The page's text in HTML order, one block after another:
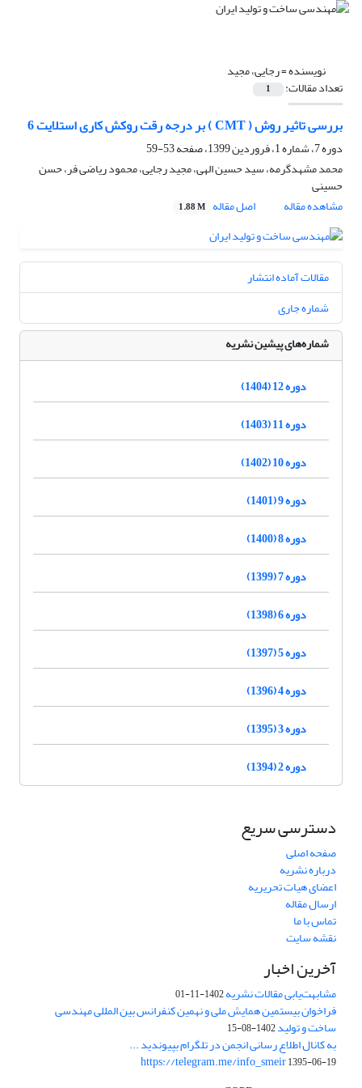
نویسنده =رجایی، مجید
تعداد مقالات: 1
بررسی تاثیر روش ( CMT ) بر درجه رقت روکش کاری استلایت 6
دوره 7، شماره 1، فروردین 1399، صفحه
53-59
محمد مشهدگرمه، سید حسین الهی، مجید رجایی، محمود ریاضی فر، حسن
حسینی
مشاهده مقاله
اصل مقاله 1.88 M
مقالات آماده انتشار
شماره جاری
شماره‌های پیشین نشریه
دوره 12 (1404)
دوره 11 (1403)
دوره 10 (1402)
دوره 9 (1401)
دوره 8 (1400)
دوره 7 (1399)
دوره 6 (1398)
دوره 5 (1397)
دوره 4 (1396)
دوره 3 (1395)
دوره 2 (1394)
دسترسی سریع
صفحه اصلی
درباره نشریه
اعضای هیات تحریریه
ارسال مقاله
تماس با ما
نقشه سایت
آخرین اخبار
مشابهت‌یابی مقالات نشریه1402-11-01
فراخوان بیستمین همایش ملی و نهمین کنفرانس بین المللی مهندسی
ساخت و تولید1402-08-15
به کانال اطلاع رسانی انجمن در تلگرام بپیوندید ...
https://telegram.me/info_smeir1395-06-19